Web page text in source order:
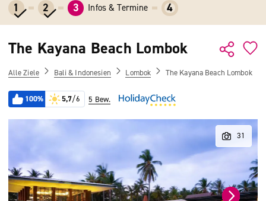
1 2 3 Infos & Termine 4
The Kayana Beach Lombok
Alle Ziele Bali & Indonesien Lombok The Kayana Beach Lombok
100% 5,7/6 5 Bew.